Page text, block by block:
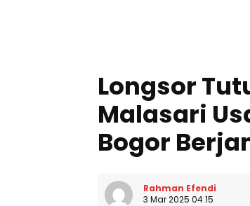
Longsor
Malasari
Bogor
Rahman Efendi
3 Mar 2025 04:15